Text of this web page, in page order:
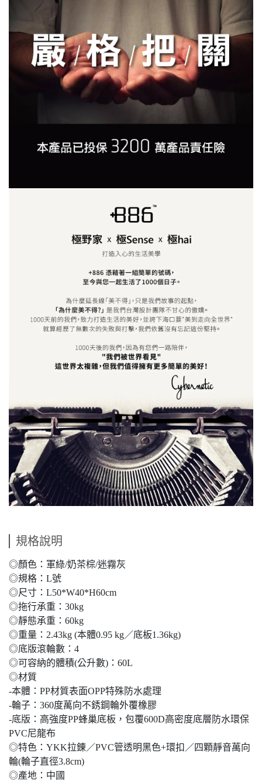
規格說明
◎顏色：軍綠/奶茶棕/迷霧灰
◎規格：L號
◎尺寸：L50*W40*H60cm
◎拖行承重：30kg
◎靜態承重：60kg
◎重量：2.43kg (本體0.95 kg／底板1.36kg)
◎底版滾輪數：4
◎可容納的體積(公升數)：60L
◎材質
-本體：PP材質表面OPP特殊防水處理
-輪子：360度萬向不銹鋼輪外覆橡膠
-底版：高強度PP蜂巢底板，包覆600D高密度底層防水環保
PVC尼龍布
◎特色：YKK拉錬／PVC管透明黑色+環扣／四顆靜音萬向
輪(輪子直徑3.8cm)
◎產地：中國